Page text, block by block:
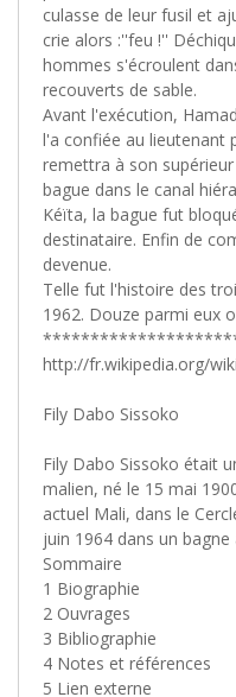
culasse de leur fusil et
crie alors :''feu !''
hommes s'écroulent
recouverts de sable.
Avant l'exécution,
l'a confiée au lieutenant
remettra à son
bague dans le canal
Kéïta, la bague fut
destinataire. Enfin de
devenue.
Telle fut l'histoire des
1962. Douze parmi eux
http://fr.wikipedia.org/
Fily Dabo Sissoko
Fily Dabo Sissoko était
malien, né le 15 mai
actuel Mali, dans le
juin 1964 dans un bagne
Sommaire
1 Biographie
2 Ouvrages
3 Bibliographie
4 Notes et références
5 Lien externe